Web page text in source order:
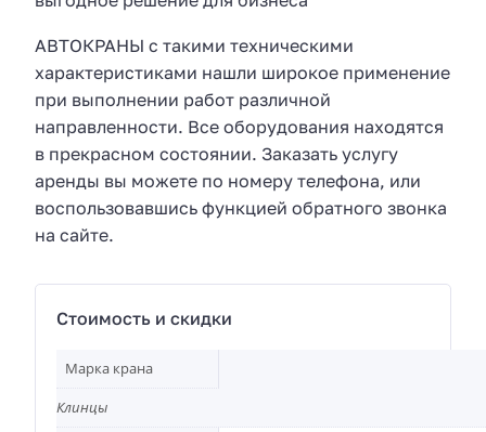
АВТОКРАНЫ с такими техническими
характеристиками нашли широкое применение
при выполнении работ различной
направленности. Все оборудования находятся
в прекрасном состоянии. Заказать услугу
аренды вы можете по номеру телефона, или
воспользовавшись функцией обратного звонка
на сайте.
Стоимость и скидки
Марка крана
Клинцы